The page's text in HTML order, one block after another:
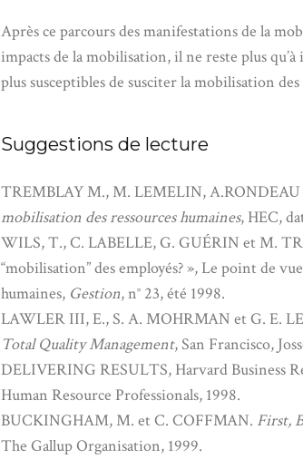
Après ce parcours des manifestations de la
impacts de la mobilisation, il ne reste plus
plus susceptibles de susciter la mobilisation des
Suggestions de lecture
TREMBLAY M., M. LEMELIN,
mobilisation des ressources humaines, HEC,
WILS, T., C. LABELLE, G. GUÉRIN et M.
“mobilisation” des employés? », Le point de
humaines, Gestion, n° 23, été 1998.
LAWLER III, E., S. A. MOHRMAN et G. E.
Total Quality Management, San Francisco,
DELIVERING RESULTS, Harvard Business
Human Resource Professionals, 1998.
BUCKINGHAM, M. et C. COFFMAN. First,
The Gallup Organisation, 1999.